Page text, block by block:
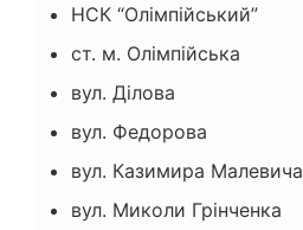
НСК “Олімпійський”
ст. м. Олімпійська
вул. Ділова
вул. Федорова
вул. Казимира Малевича
вул. Миколи Грінченка